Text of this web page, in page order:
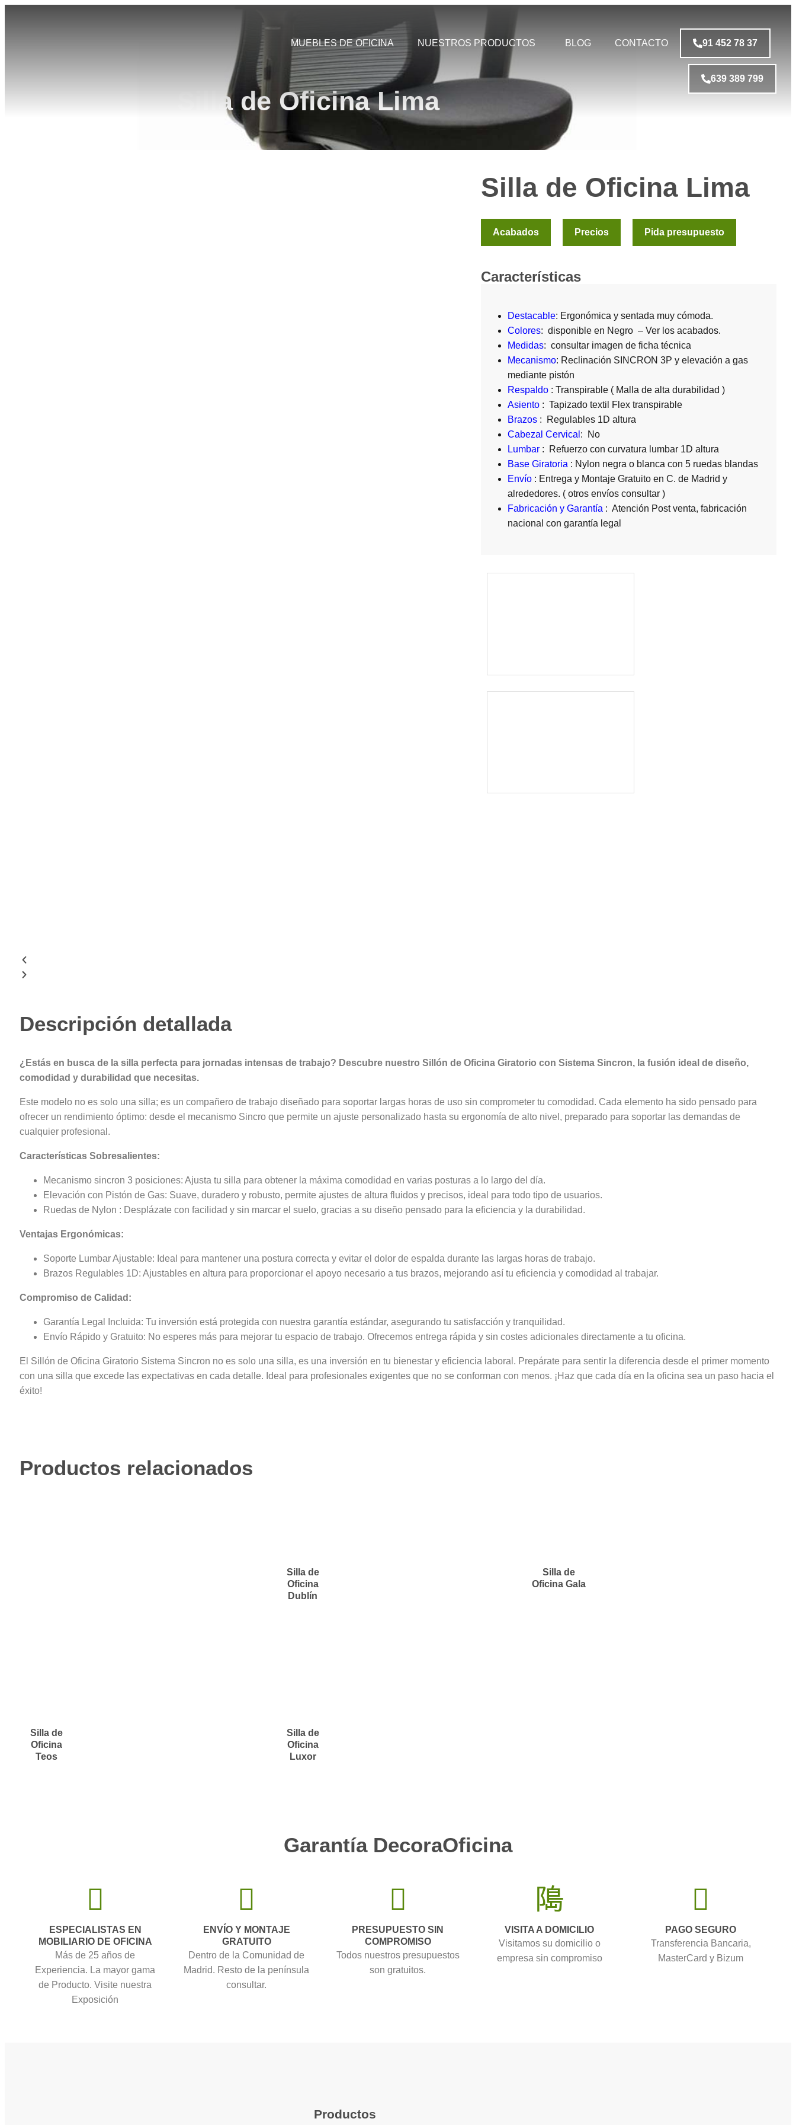
MUEBLES DE OFICINA NUESTROS PRODUCTOS BLOG CONTACTO 91 452 78 37
639 389 799
Silla de Oficina Lima
Silla de Oficina Lima
Acabados Precios Pida presupuesto
Características
Destacable: Ergonómica y sentada muy cómoda.
Colores: disponible en Negro – Ver los acabados.
Medidas: consultar imagen de ficha técnica
Mecanismo: Reclinación SINCRON 3P y elevación a gas
mediante pistón
Respaldo: Transpirable ( Malla de alta durabilidad )
Asiento: Tapizado textil Flex transpirable
Brazos: Regulables 1D altura
Cabezal Cervical : No
Lumbar: Refuerzo con curvatura lumbar 1D altura
Base Giratoria : Nylon negra o blanca con 5 ruedas blandas
Envío: Entrega y Montaje Gratuito en C. de Madrid y
alrededores. ( otros envíos consultar )
Fabricación y Garantía : Atención Post venta, fabricación
nacional con garantía legal
Descripción detallada
¿Estás en busca de la silla perfecta para jornadas intensas de trabajo? Descubre nuestro Sillón de Oficina Giratorio con Sistema Sincron, la fusión ideal de diseño,
comodidad y durabilidad que necesitas.
Este modelo no es solo una silla; es un compañero de trabajo diseñado para soportar largas horas de uso sin comprometer tu comodidad. Cada elemento ha sido pensado para
ofrecer un rendimiento óptimo: desde el mecanismo Sincro que permite un ajuste personalizado hasta su ergonomía de alto nivel, preparado para soportar las demandas de
cualquier profesional.
Características Sobresalientes:
Mecanismo sincron 3 posiciones: Ajusta tu silla para obtener la máxima comodidad en varias posturas a lo largo del día.
Elevación con Pistón de Gas: Suave, duradero y robusto, permite ajustes de altura fluidos y precisos, ideal para todo tipo de usuarios.
Ruedas de Nylon : Desplázate con facilidad y sin marcar el suelo, gracias a su diseño pensado para la eficiencia y la durabilidad.
Ventajas Ergonómicas:
Soporte Lumbar Ajustable: Ideal para mantener una postura correcta y evitar el dolor de espalda durante las largas horas de trabajo.
Brazos Regulables 1D: Ajustables en altura para proporcionar el apoyo necesario a tus brazos, mejorando así tu eficiencia y comodidad al trabajar.
Compromiso de Calidad:
Garantía Legal Incluida: Tu inversión está protegida con nuestra garantía estándar, asegurando tu satisfacción y tranquilidad.
Envío Rápido y Gratuito: No esperes más para mejorar tu espacio de trabajo. Ofrecemos entrega rápida y sin costes adicionales directamente a tu oficina.
El Sillón de Oficina Giratorio Sistema Sincron no es solo una silla, es una inversión en tu bienestar y eficiencia laboral. Prepárate para sentir la diferencia desde el primer momento
con una silla que excede las expectativas en cada detalle. Ideal para profesionales exigentes que no se conforman con menos. ¡Haz que cada día en la oficina sea un paso hacia el
éxito!
Productos relacionados
Silla de
Oficina
Dublín
Silla de
Oficina Gala
Silla de
Oficina
Teos
Silla de
Oficina
Luxor
Garantía DecoraOficina
ESPECIALISTAS EN
MOBILIARIO DE OFICINA
Más de 25 años de
Experiencia. La mayor gama
de Producto. Visite nuestra
Exposición
ENVÍO Y MONTAJE
GRATUITO
Dentro de la Comunidad de
Madrid. Resto de la península
consultar.
PRESUPUESTO SIN
COMPROMISO
Todos nuestros presupuestos
son gratuitos.
VISITA A DOMICILIO
Visitamos su domicilio o
empresa sin compromiso
PAGO SEGURO
Transferencia Bancaria,
MasterCard y Bizum
Productos